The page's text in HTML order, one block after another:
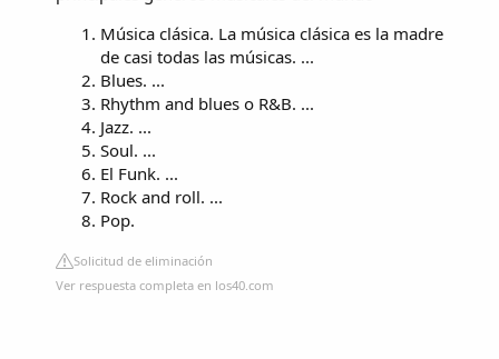
Música clásica. La música clásica es la madre
de casi todas las músicas. ...
Blues. ...
Rhythm and blues o R&B. ...
Jazz. ...
Soul. ...
El Funk. ...
Rock and roll. ...
Pop.
Solicitud de eliminación
Ver respuesta completa en los40.com